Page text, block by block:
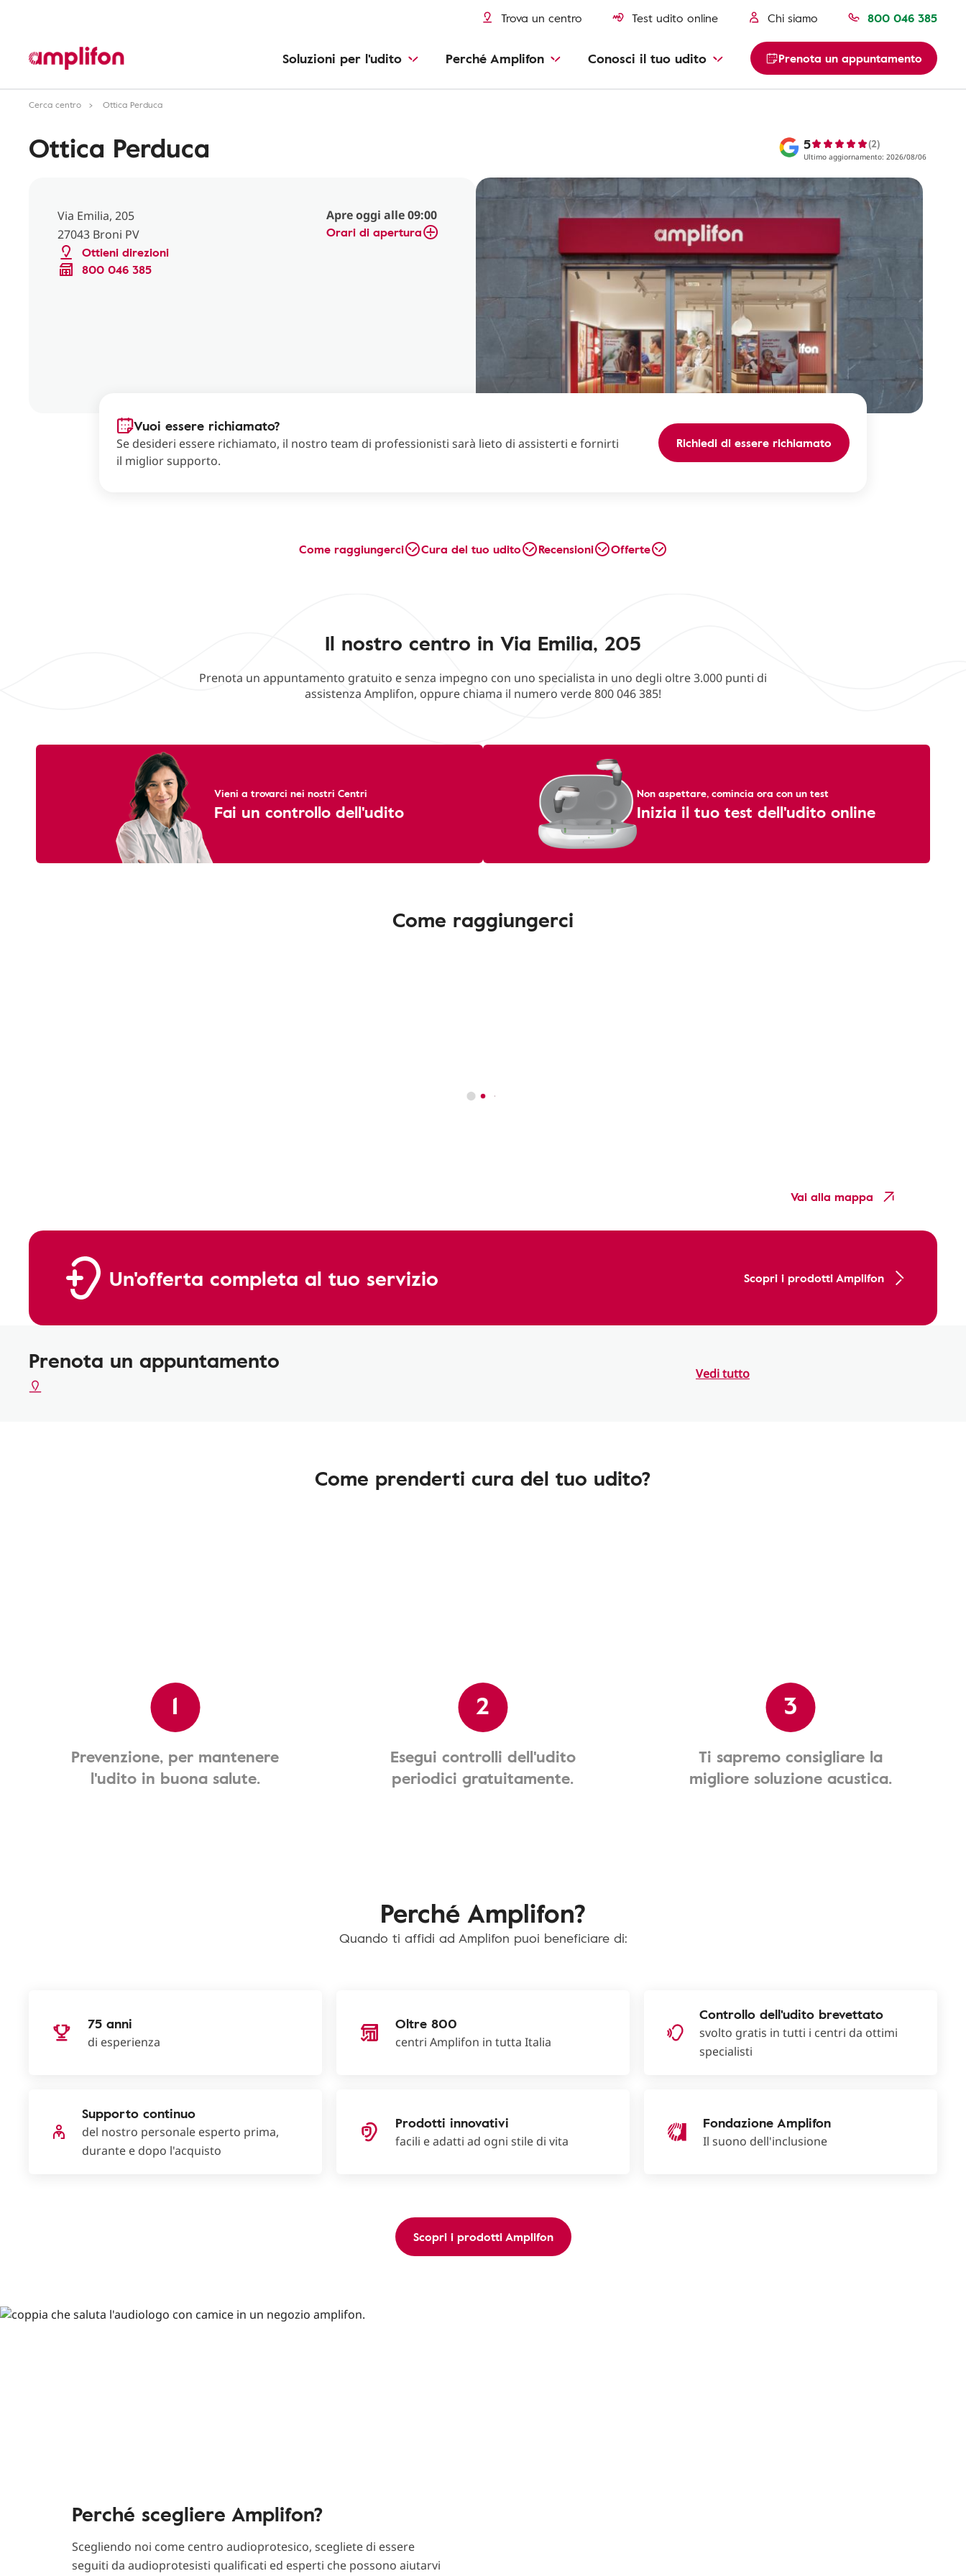
Trova un centro Test udito online Chi siamo 800 046 385
Soluzioni per l'udito Perché Amplifon Conosci il tuo udito Prenota un appuntamento
Cerca centro Ottica Perduca
Ottica Perduca 5 (2)
Ultimo aggiornamento: 2026/08/06
Via Emilia, 205
27043 Broni PV
Ottieni direzioni
800 046 385
Apre oggi alle 09:00
Orari di apertura
Vuoi essere richiamato?
Se desideri essere richiamato, il nostro team di professionisti sarà lieto di assisterti e fornirti
il miglior supporto.
Richiedi di essere richiamato
Come raggiungerci Cura del tuo udito Recensioni Offerte
Il nostro centro in Via Emilia, 205
Prenota un appuntamento gratuito e senza impegno con uno specialista in uno degli oltre 3.000 punti di
assistenza Amplifon, oppure chiama il numero verde 800 046 385!
Vieni a trovarci nei nostri Centri
Fai un controllo dell'udito
Non aspettare, comincia ora con un test
Inizia il tuo test dell'udito online
Come raggiungerci
Vai alla mappa
Un'offerta completa al tuo servizio Scopri i prodotti Amplifon
Prenota un appuntamento Vedi tutto
Come prenderti cura del tuo udito?
1
Prevenzione, per mantenere
l'udito in buona salute.
2
Esegui controlli dell'udito
periodici gratuitamente.
3
Ti sapremo consigliare la
migliore soluzione acustica.
Perché Amplifon?
Quando ti affidi ad Amplifon puoi beneficiare di:
75 anni
di esperienza
Oltre 800
centri Amplifon in tutta Italia
Controllo dell'udito brevettato
svolto gratis in tutti i centri da ottimi
specialisti
Supporto continuo
del nostro personale esperto prima,
durante e dopo l'acquisto
Prodotti innovativi
facili e adatti ad ogni stile di vita
Fondazione Amplifon
Il suono dell'inclusione
Scopri i prodotti Amplifon
Perché scegliere Amplifon?
Scegliendo noi come centro audioprotesico, scegliete di essere
seguiti da audioprotesisti qualificati ed esperti che possono aiutarvi